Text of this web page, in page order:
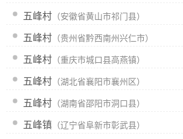
五峰村 （安徽省黄山市祁门县）
五峰村 （贵州省黔西南州兴仁市）
五峰村 （重庆市城口县高燕镇）
五峰村 （湖北省襄阳市襄州区）
五峰村 （湖南省邵阳市洞口县）
五峰镇 （辽宁省阜新市彰武县）